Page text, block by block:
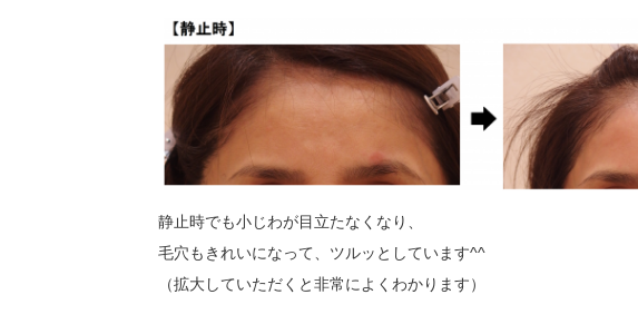
静止時でも小じわが目立たなくなり、
毛穴もきれいになって、ツルッとしています^^
（拡大していただくと非常によくわかります）